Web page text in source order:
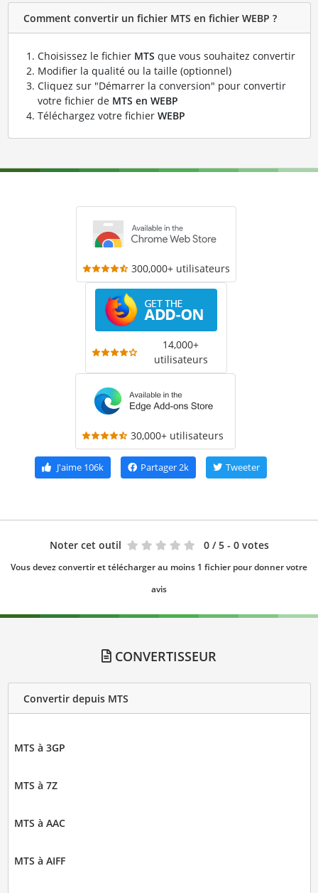
Comment convertir un fichier MTS en fichier WEBP ?
Choisissez le fichier MTS que vous souhaitez convertir
Modifier la qualité ou la taille (optionnel)
Cliquez sur "Démarrer la conversion" pour convertir
votre fichier de MTS en WEBP
Téléchargez votre fichier WEBP
300,000+ utilisateurs
14,000+
utilisateurs
30,000+ utilisateurs
J'aime106k Partager2k Tweeter
Noter cet outil 0 / 5 - 0 votes
Vous devez convertir et télécharger au moins 1 fichier pour donner votre
avis
CONVERTISSEUR
Convertir depuis MTS
MTS à 3GP
MTS à 7Z
MTS à AAC
MTS à AIFF